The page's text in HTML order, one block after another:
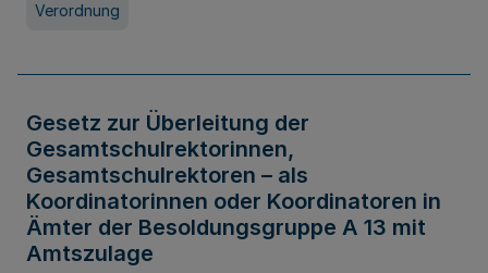
Verordnung
Gesetz zur Überleitung der
Gesamtschulrektorinnen,
Gesamtschulrektoren – als
Koordinatorinnen oder Koordinatoren in
Ämter der Besoldungsgruppe A 13 mit
Amtszulage